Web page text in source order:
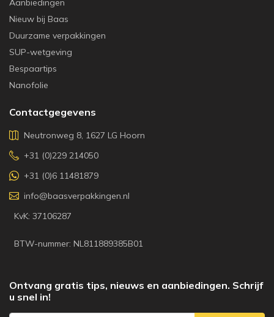
Aanbiedingen
Nieuw bij Baas
Duurzame verpakkingen
SUP-wetgeving
Bespaartips
Nanofolie
Contactgegevens
Neutronweg 8, 1627 LG Hoorn
+31 (0)229 214050
+31 (0)6 11481879
info@baasverpakkingen.nl
KvK: 37106287
BTW-nummer: NL811889385B01
Ontvang gratis tips, nieuws en aanbiedingen. Schrijf
u snel in!